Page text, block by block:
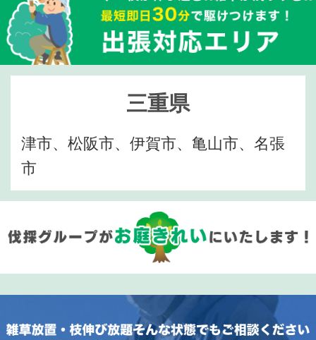
三重県
津市、松阪市、伊賀市、亀山市、名張
市